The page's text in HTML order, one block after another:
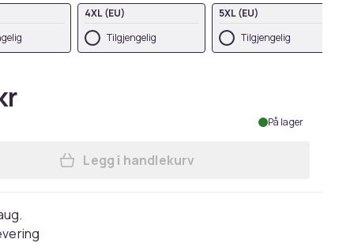
4XL (EU)
Tilgjengelig
5XL (EU)
Tilgjengelig
På lager
Legg Casual Classics Mens Core
Legg i handlekurv